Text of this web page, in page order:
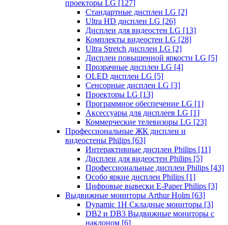
проекторы LG [127]
Стандартные дисплеи LG [2]
Ultra HD дисплеи LG [26]
Дисплеи для видеостен LG [13]
Комплекты видеостен LG [28]
Ultra Stretch дисплеи LG [2]
Дисплеи повышенной яркости LG [5]
Прозрачные дисплеи LG [4]
OLED дисплеи LG [5]
Сенсорные дисплеи LG [3]
Проекторы LG [13]
Программное обеспечение LG [1]
Аксессуары для дисплеев LG [1]
Коммерческие телевизоры LG [23]
Профессиональные ЖК дисплеи и
видеостены Philips [63]
Интерактивные дисплеи Philips [11]
Дисплеи для видеостен Philips [5]
Профессиональные дисплеи Philips [43]
Особо яркие дисплеи Philips [1]
Цифровые вывески E-Paper Philips [3]
Выдвижные мониторы Arthur Holm [63]
Dynamic 1Н Складные мониторы [3]
DB2 и DB3 Выдвижные мониторы с
наклоном [6]